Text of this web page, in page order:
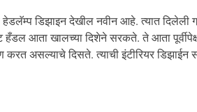
हेडलॅम्प डिझाइन देखील नवीन आहे. त्यात दिलेली
आता खालच्या दिशेने सरकते. ते आता
असल्याचे दिसते. त्याची इंटीरियर डिझाईन